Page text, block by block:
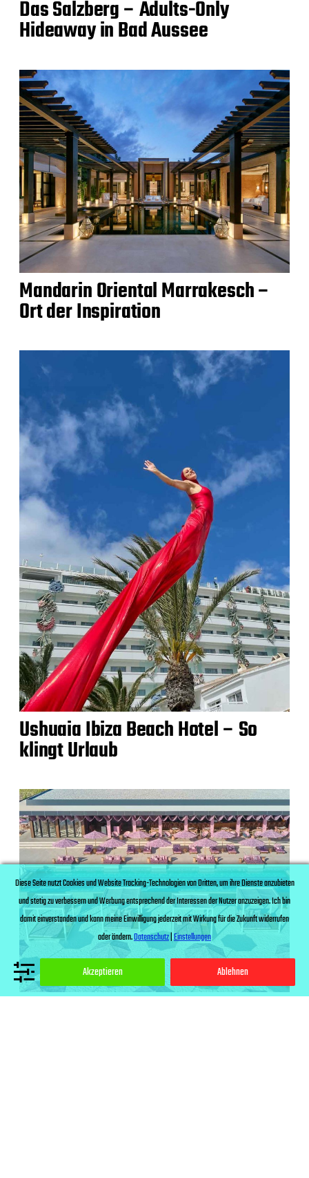
Das Salzberg – Adults-Only
Hideaway in Bad Aussee
Mandarin Oriental Marrakesch –
Ort der Inspiration
Ushuaia Ibiza Beach Hotel – So
klingt Urlaub
Diese Seite nutzt Cookies und Website Tracking-Technologien von Dritten, um ihre Dienste anzubieten
und stetig zu verbessern und Werbung entsprechend der Interessen der Nutzer anzuzeigen. Ich bin
damit einverstanden und kann meine Einwilligung jederzeit mit Wirkung für die Zukunft widerrufen
oder ändern.Datenschutz|Einstellungen
Akzeptieren Ablehnen